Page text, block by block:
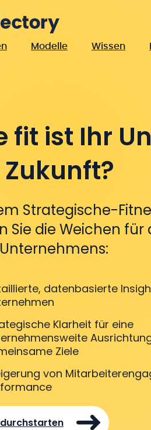
Modelle Wissen
fit ist Ihr
Strategische-
Sie die Weichen
datenbasierte
Klarheit für eine
Ziele
von